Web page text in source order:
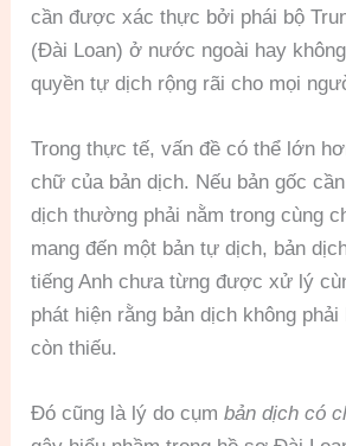
cần được xác thực bởi phái bộ
(Đài Loan) ở nước ngoài hay
quyền tự dịch rộng rãi cho mọi
Trong thực tế, vấn đề có thể lớn
chữ của bản dịch. Nếu bản gốc
dịch thường phải nằm trong cùng
mang đến một bản tự dịch, bản
tiếng Anh chưa từng được xử lý
phát hiện rằng bản dịch không
còn thiếu.
Đó cũng là lý do cụmbản dịch có